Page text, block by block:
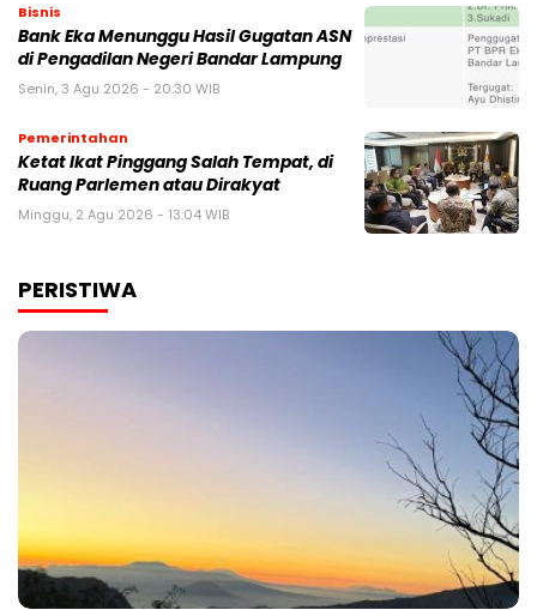
Bisnis
Bank Eka Menunggu Hasil Gugatan ASN
di Pengadilan Negeri Bandar Lampung
Senin, 3 Agu 2026 - 20:30 WIB
Pemerintahan
Ketat Ikat Pinggang Salah Tempat, di
Ruang Parlemen atau Dirakyat
Minggu, 2 Agu 2026 - 13:04 WIB
PERISTIWA